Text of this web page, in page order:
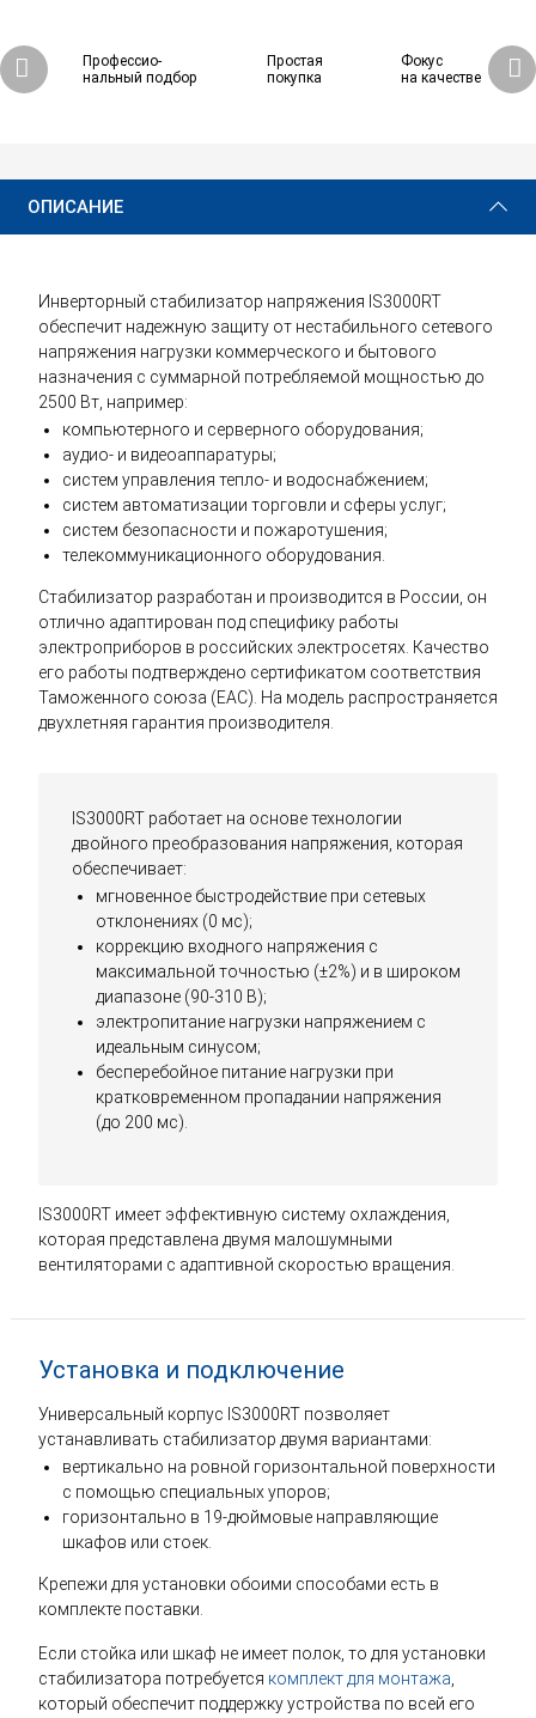
Профессио-
нальный подбор
Простая
покупка
Фокус
на качестве
34 960 ₽ Купить
ОПИСАНИЕ
Инверторный стабилизатор напряжения IS3000RT
обеспечит надежную защиту от нестабильного сетевого
напряжения нагрузки коммерческого и бытового
назначения с суммарной потребляемой мощностью до
2500 Вт, например:
компьютерного и серверного оборудования;
аудио- и видеоаппаратуры;
систем управления тепло- и водоснабжением;
систем автоматизации торговли и сферы услуг;
систем безопасности и пожаротушения;
телекоммуникационного оборудования.
Стабилизатор разработан и производится в России, он
отлично адаптирован под специфику работы
электроприборов в российских электросетях. Качество
его работы подтверждено сертификатом соответствия
Таможенного союза (EAC). На модель распространяется
двухлетняя гарантия производителя.
IS3000RT работает на основе технологии
двойного преобразования напряжения, которая
обеспечивает:
мгновенное быстродействие при сетевых
отклонениях (0 мс);
коррекцию входного напряжения с
максимальной точностью (±2%) и в широком
диапазоне (90-310 В);
электропитание нагрузки напряжением с
идеальным синусом;
бесперебойное питание нагрузки при
кратковременном пропадании напряжения
(до 200 мс).
IS3000RT имеет эффективную систему охлаждения,
которая представлена двумя малошумными
вентиляторами с адаптивной скоростью вращения.
Установка и подключение
Универсальный корпус IS3000RT позволяет
устанавливать стабилизатор двумя вариантами:
вертикально на ровной горизонтальной поверхности
с помощью специальных упоров;
горизонтально в 19-дюймовые направляющие
шкафов или стоек.
Крепежи для установки обоими способами есть в
комплекте поставки.
Если стойка или шкаф не имеет полок, то для установки
стабилизатора потребуется комплект для монтажа
который обеспечит поддержку устройства по всей его